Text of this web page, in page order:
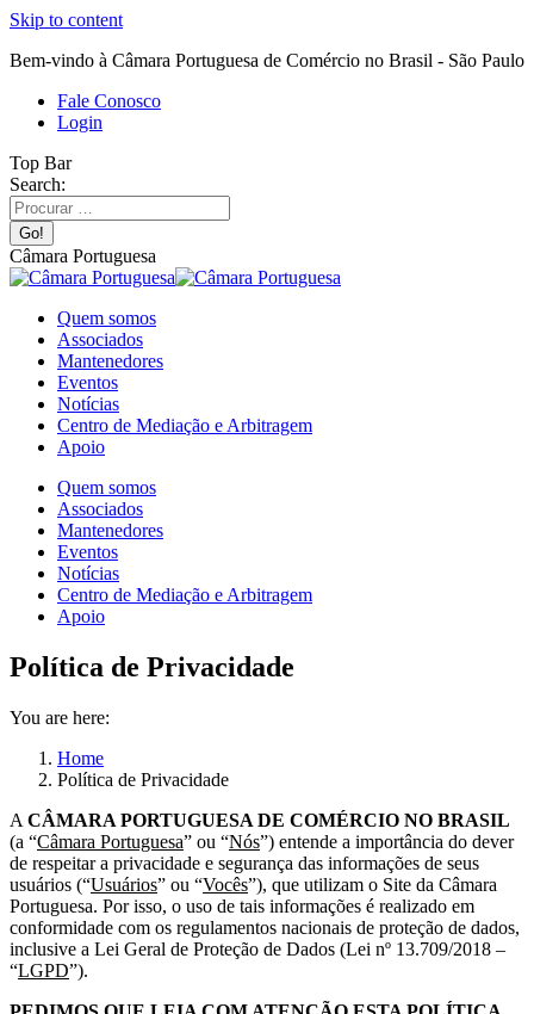
Skip to content
Bem-vindo à Câmara Portuguesa de Comércio no Brasil - São Paulo
Fale Conosco
Login
Top Bar
Search:
Câmara Portuguesa
Quem somos
Associados
Mantenedores
Eventos
Notícias
Centro de Mediação e Arbitragem
Apoio
Quem somos
Associados
Mantenedores
Eventos
Notícias
Centro de Mediação e Arbitragem
Apoio
Política de Privacidade
You are here:
Home
Política de Privacidade
A CÂMARA PORTUGUESA DE COMÉRCIO NO BRASIL
(a “Câmara Portuguesa” ou “Nós”) entende a importância do dever
de respeitar a privacidade e segurança das informações de seus
usuários (“Usuários” ou “Vocês”), que utilizam o Site da Câmara
Portuguesa. Por isso, o uso de tais informações é realizado em
conformidade com os regulamentos nacionais de proteção de dados,
inclusive a Lei Geral de Proteção de Dados (Lei nº 13.709/2018 –
“LGPD”).